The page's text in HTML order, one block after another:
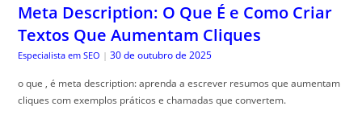
Meta Description: O Que É e Como Criar
Textos Que Aumentam Cliques
Especialista em SEO | 30 de outubro de 2025
o que , é meta description: aprenda a escrever resumos que aumentam
cliques com exemplos práticos e chamadas que convertem.